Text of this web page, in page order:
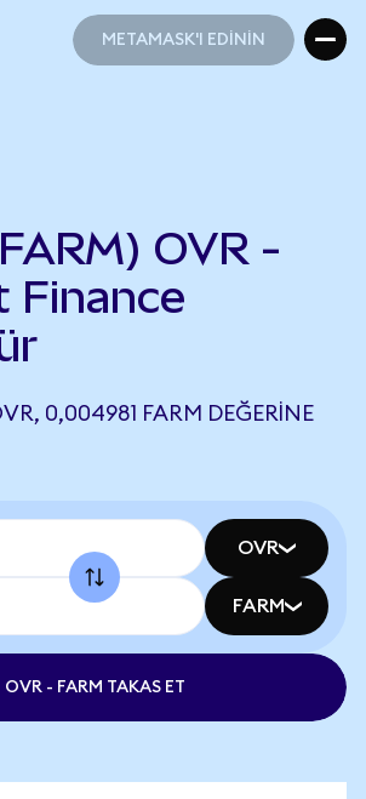
METAMASK'I EDİNİN
OVR -
Finance
0,004981 FARM DEĞERINE
OVR
FARM
OVR - FARM TAKAS ET